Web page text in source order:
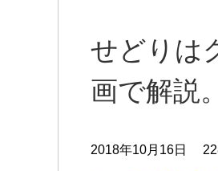
せどりは
画で解説。
2018年10月16日